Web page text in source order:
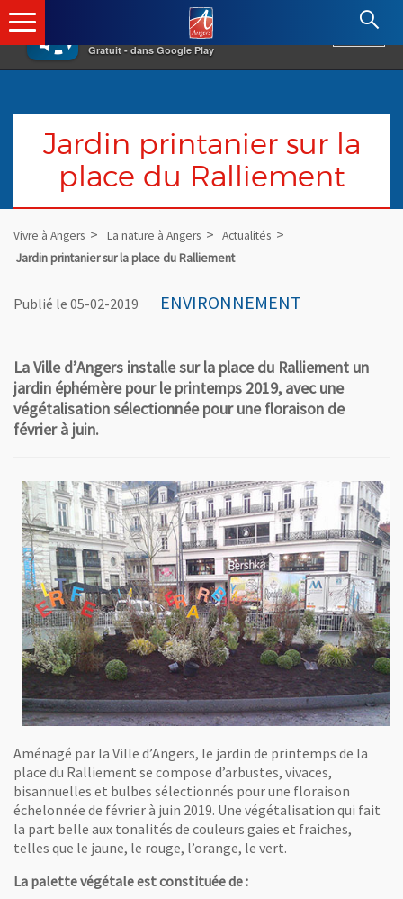
×
Gratuit - dans Google Play
Angers.fr : Retour à l'accueil
Jardin printanier sur la
place du Ralliement
Vivre à Angers La nature à Angers
Actualités
Jardin printanier sur la place du Ralliement
Publié le 05-02-2019 ENVIRONNEMENT
La Ville d’Angers installe sur la place du Ralliement un
jardin éphémère pour le printemps 2019, avec une
végétalisation sélectionnée pour une floraison de
février à juin.
Aménagé par la Ville d’Angers, le jardin de printemps de la
place du Ralliement se compose d’arbustes, vivaces,
bisannuelles et bulbes sélectionnés pour une floraison
échelonnée de février à juin 2019. Une végétalisation qui fait
la part belle aux tonalités de couleurs gaies et fraiches,
telles que le jaune, le rouge, l’orange, le vert.
La palette végétale est constituée de :